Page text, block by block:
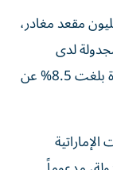
جدولت «فلاي دبي» نحو 1.2 مليون مقعد مغادر،
لدى
«العربية للطيران» نحو 920 ألف مقعد، بزيادة بلغت 8.5% عن